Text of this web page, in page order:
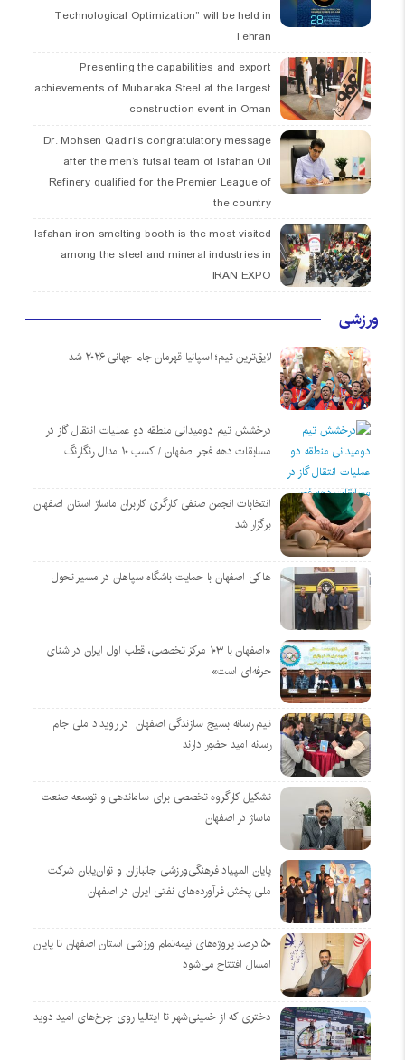
Technological Optimization” will be held in
Tehran
Presenting the capabilities and export
achievements of Mubaraka Steel at the largest
construction event in Oman
Dr. Mohsen Qadiri’s congratulatory message
after the men’s futsal team of Isfahan Oil
Refinery qualified for the Premier League of
the country
Isfahan iron smelting booth is the most visited
among the steel and mineral industries in
IRAN EXPO
ورزشی
لایق‌ترین تیم؛ اسپانیا قهرمان جام جهانی ۲۰۲۶ شد
درخشش تیم دومیدانی منطقه دو عملیات انتقال گاز در
مسابقات دهه فجر اصفهان / کسب ۱۰ مدال رنگارنگ
انتخابات انجمن صنفی کارگری کاربران ماساژ استان اصفهان
برگزار شد
هاکی اصفهان با حمایت باشگاه سپاهان در مسیر تحول
«اصفهان با ۱۰۳ مرکز تخصصی، قطب اول ایران در شنای
حرفه‌ای است»
تیم رسانه بسیج سازندگی اصفهان در رویداد ملی جام
رسانه امید حضور دارند
تشکیل کارگروه تخصصی برای ساماندهی و توسعه صنعت
ماساژ در اصفهان
پایان المپیاد فرهنگی‌ورزشی جانبازان و توان‌یابان شرکت
ملی پخش فرآورده‌های نفتی ایران در اصفهان
۵۰ درصد پروژه‌های نیمه‌تمام ورزشی استان اصفهان تا پایان
امسال افتتاح می‌شود
دختری که از خمینی‌شهر تا ایتالیا روی چرخ‌های امید دوید